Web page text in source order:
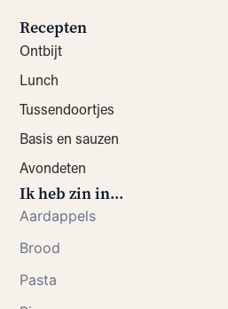
Recepten
Ontbijt
Lunch
Tussendoortjes
Basis en sauzen
Avondeten
Ik heb zin in...
Aardappels
Brood
Pasta